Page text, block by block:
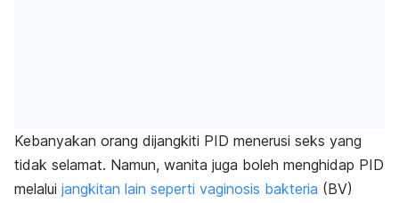
Kebanyakan orang dijangkiti PID menerusi seks yang
tidak selamat. Namun, wanita juga boleh menghidap PID
melalui jangkitan lain seperti vaginosis bakteria (BV)